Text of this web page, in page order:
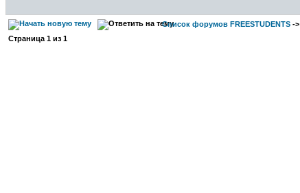
Список форумов FREESTUDENTS ->
Страница 1 из 1